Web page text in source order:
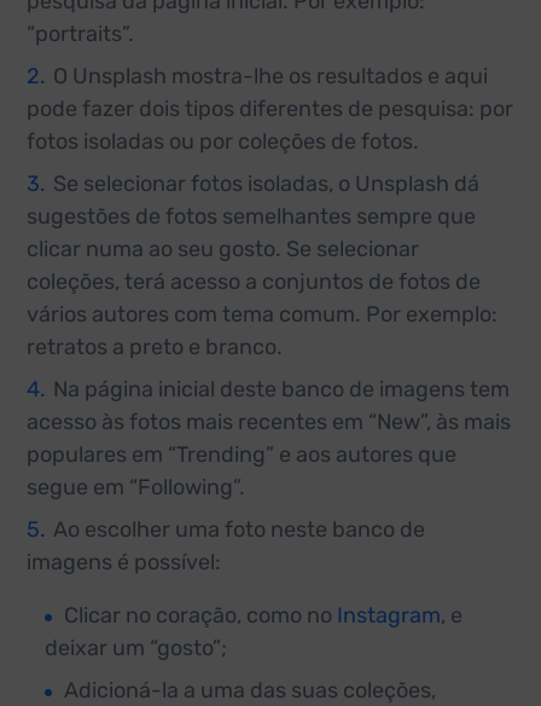
“portraits”.
O Unsplash mostra-lhe os resultados e aqui
pode fazer dois tipos diferentes de pesquisa: por
fotos isoladas ou por coleções de fotos.
Se selecionar fotos isoladas, o Unsplash dá
sugestões de fotos semelhantes sempre que
clicar numa ao seu gosto. Se selecionar
coleções, terá acesso a conjuntos de fotos de
vários autores com tema comum. Por exemplo:
retratos a preto e branco.
Na página inicial deste banco de imagens tem
acesso às fotos mais recentes em “New”, às mais
populares em “Trending” e aos autores que
segue em “Following”.
Ao escolher uma foto neste banco de
imagens é possível:
Clicar no coração, como no Instagram, e
deixar um “gosto”;
Adicioná-la a uma das suas coleções,